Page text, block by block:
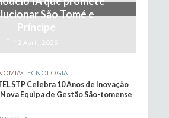
São Tomé e
Príncipe
12 Abril, 2025
•TECNOLOGIA
STP Celebra 10 Anos de Inovação
Equipa de Gestão São-tomense